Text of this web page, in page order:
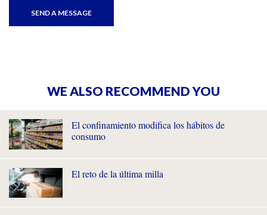
WE ALSO RECOMMEND YOU
El confinamiento modifica los hábitos de
consumo
El reto de la última milla